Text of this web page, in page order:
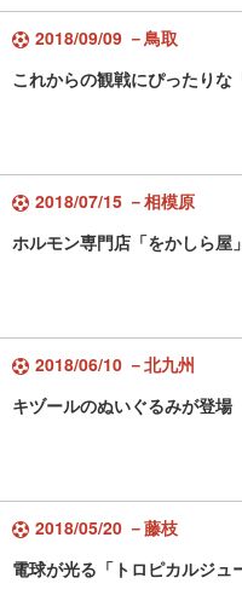
2018/09/09 －鳥取
これからの観戦にぴったりな
2018/07/15 －相模原
ホルモン専門店「をかしら屋
2018/06/10 －北九州
キヅールのぬいぐるみが登場
2018/05/20 －藤枝
電球が光る「トロピカルジュ